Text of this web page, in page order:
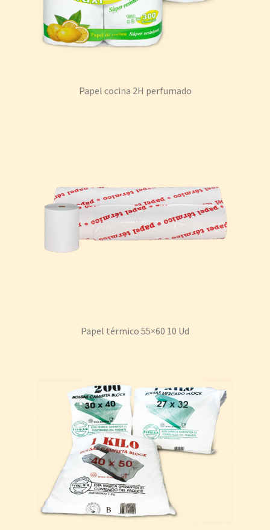
Papel cocina 2H perfumado
Papel térmico 55×60 10 Ud